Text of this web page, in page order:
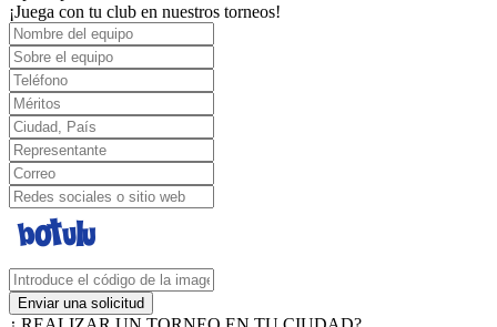
¡Juega con tu club en nuestros torneos!
Enviar una solicitud